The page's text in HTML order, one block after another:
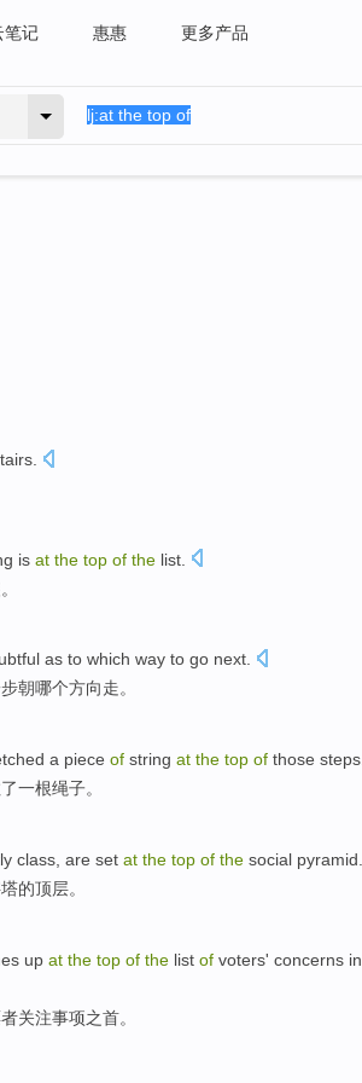
笔记 惠惠 更多产品
is at the top of the list.
。
as to which way to go next.
朝哪个方向走。
a piece of string at the top of those steps
了一根绳子。
class , are set at the top of the social pyramid
的顶层。
up at the top of the list of voters' concerns in
关注事项之首。